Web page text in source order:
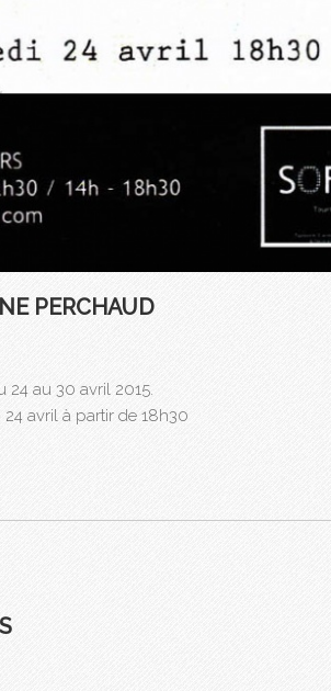
PERCHAUD
24 au 30 avril 2015.
avril à partir de 18h30